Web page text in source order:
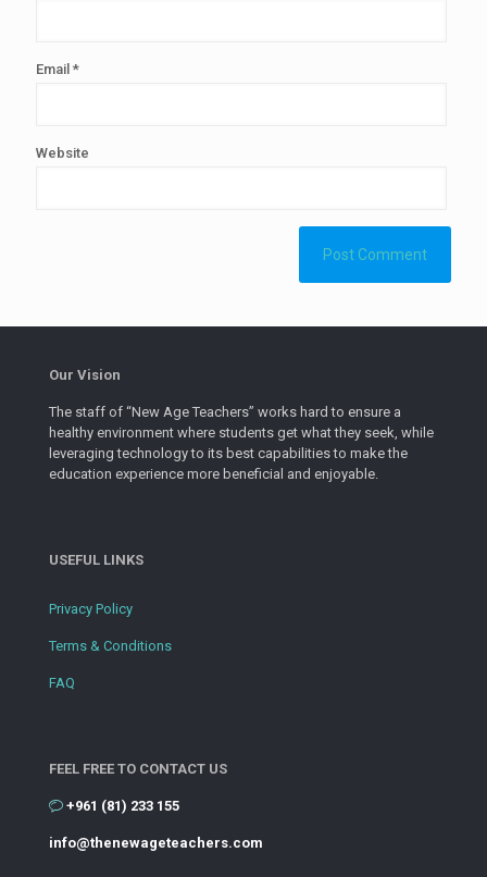
Email *
Website
Our Vision
The staff of “New Age Teachers” works hard to ensure a
healthy environment where students get what they seek, while
leveraging technology to its best capabilities to make the
education experience more beneficial and enjoyable.
USEFUL LINKS
Privacy Policy
Terms & Conditions
FAQ
FEEL FREE TO CONTACT US
+961 (81) 233 155
info@thenewageteachers.com